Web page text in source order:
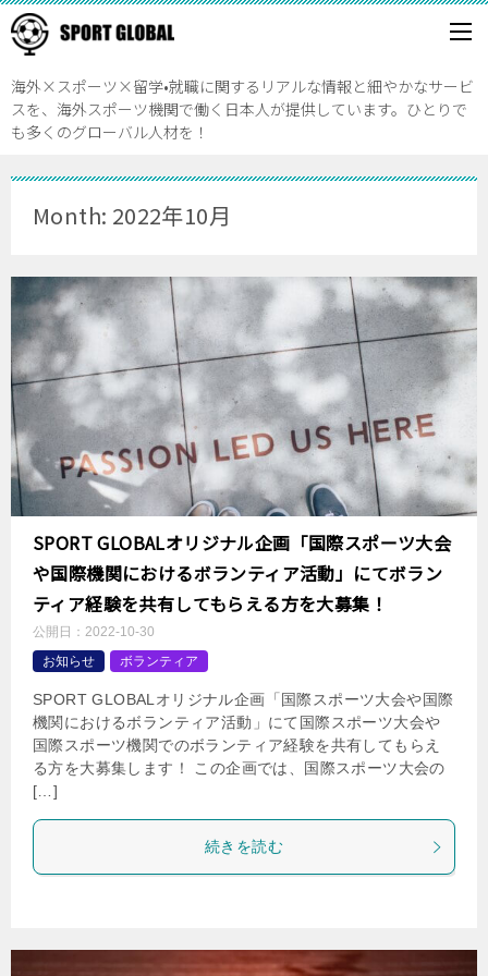
海外×スポーツ×留学•就職に関するリアルな情報と細やかなサービ
スを、海外スポーツ機関で働く日本人が提供しています。ひとりで
も多くのグローバル人材を！
Month: 2022年10月
SPORT GLOBALオリジナル企画「国際スポーツ大会
や国際機関におけるボランティア活動」にてボラン
ティア経験を共有してもらえる方を大募集！
公開日： 2022-10-30
お知らせ
ボランティア
SPORT GLOBALオリジナル企画「国際スポーツ大会や国際
機関におけるボランティア活動」にて国際スポーツ大会や
国際スポーツ機関でのボランティア経験を共有してもらえ
る方を大募集します！ この企画では、国際スポーツ大会の
[…]
続きを読む